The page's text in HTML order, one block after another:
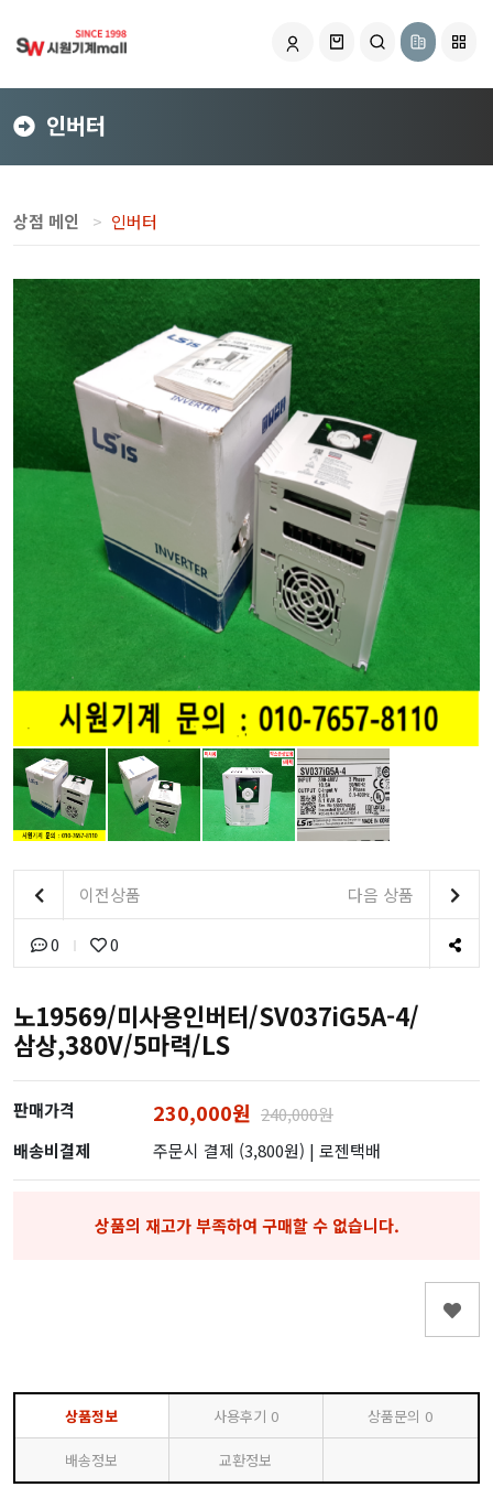
인버터
상점 메인 인버터
이전상품 다음 상품
0 0
노19569/미사용인버터/SV037iG5A-4/
삼상,380V/5마력/LS
판매가격 230,000원 240,000원
배송비결제
주문시 결제 (3,800원) | 로젠택배
상품의 재고가 부족하여 구매할 수 없습니다.
상품정보 사용후기 0 상품문의 0
배송정보 교환정보